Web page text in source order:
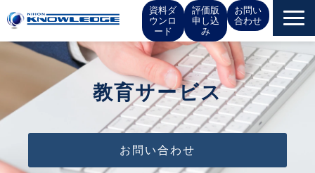
資料ダ
ウンロ
ード
評価版
申し込
み
お問い
合わせ
サービス一覧
お役立ち情報 教育サービス
お問い合わせ